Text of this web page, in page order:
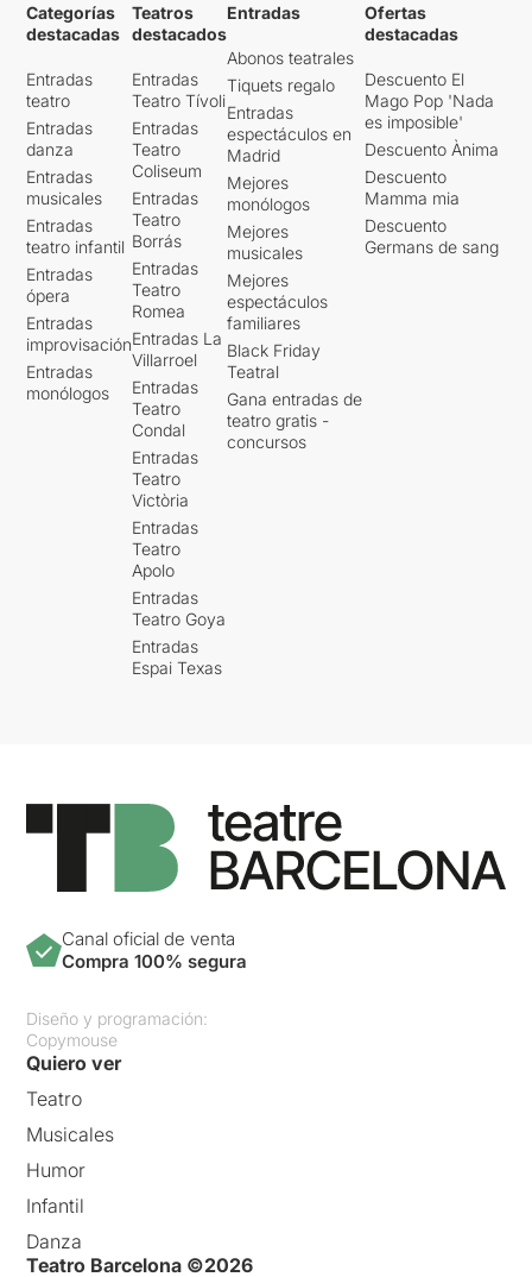
Categorías
destacadas
Entradas
teatro
Entradas
danza
Entradas
musicales
Entradas
teatro infantil
Entradas
ópera
Entradas
improvisación
Entradas
monólogos
Teatros
destacados
Entradas
Teatro Tívoli
Entradas
Teatro
Coliseum
Entradas
Teatro
Borrás
Entradas
Teatro
Romea
Entradas La
Villarroel
Entradas
Teatro
Condal
Entradas
Teatro
Victòria
Entradas
Teatro
Apolo
Entradas
Teatro Goya
Entradas
Espai Texas
Entradas
Abonos teatrales
Tiquets regalo
Entradas
espectáculos en
Madrid
Mejores
monólogos
Mejores
musicales
Mejores
espectáculos
familiares
Black Friday
Teatral
Gana entradas de
teatro gratis -
concursos
Ofertas
destacadas
Descuento El
Mago Pop 'Nada
es imposible'
Descuento Ànima
Descuento
Mamma mia
Descuento
Germans de sang
Canal oficial de venta
Compra 100% segura
Diseño y programación:
Copymouse
Quiero ver
Teatro
Musicales
Humor
Infantil
Danza
Teatro Barcelona ©2026